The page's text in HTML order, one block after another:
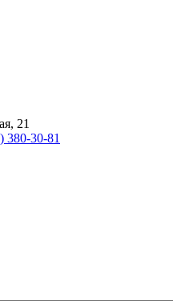
21
380-30-81